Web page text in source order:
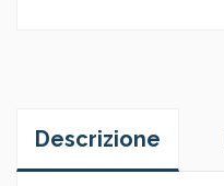
Descrizione